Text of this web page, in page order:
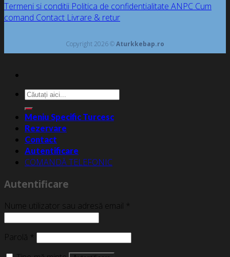
Termeni si conditii Politica de confidentialitate ANPC Cum
comand Contact Livrare & retur
Copyright 2026 ©Aturkkebap.ro
Caută
după:
Meniu Specific Turcesc
Rezervare
Contact
Autentificare
COMANDĂ TELEFONIC
Autentificare
Nume utilizator sau adresă email *
Parolă *